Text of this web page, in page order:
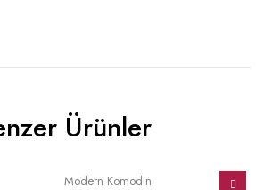
Ürünler
Modern Komodin